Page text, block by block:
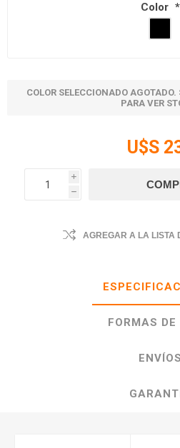
Color *
COLOR SELECCIONADO
PARA VER
U$S
i
h
AGREGAR A LA LISTA
FORMAS DE
ENVÍOS